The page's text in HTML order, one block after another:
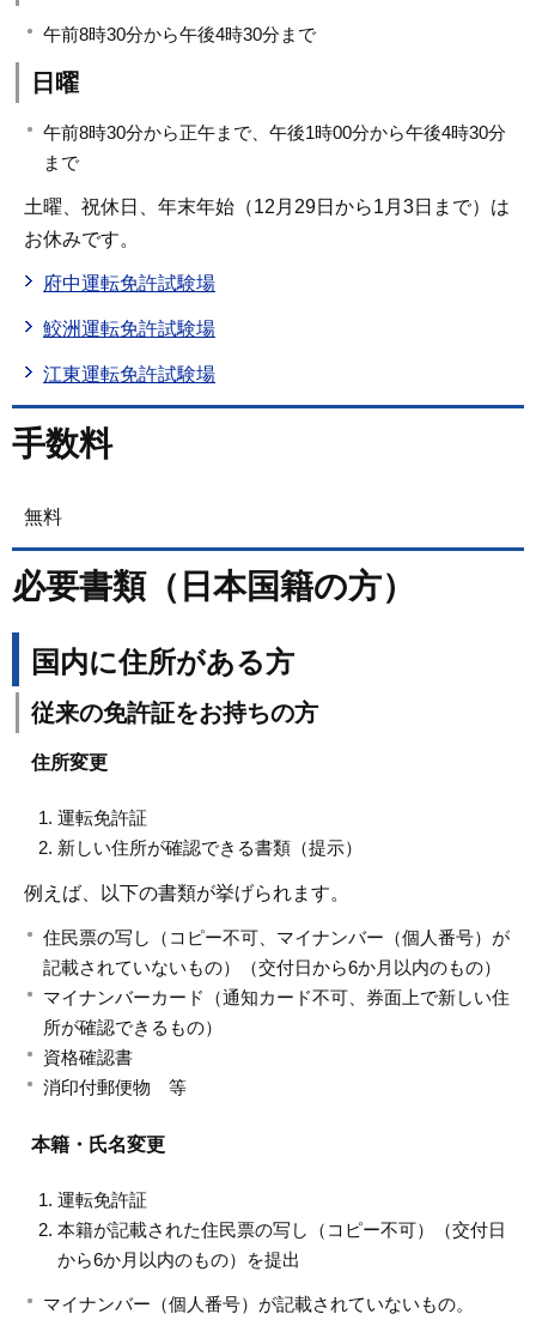
午前8時30分から午後4時30分まで
日曜
午前8時30分から正午まで、午後1時00分から午後4時30分
まで
土曜、祝休日、年末年始（12月29日から1月3日まで）は
お休みです。
府中運転免許試験場
鮫洲運転免許試験場
江東運転免許試験場
手数料
無料
必要書類（日本国籍の方）
国内に住所がある方
従来の免許証をお持ちの方
住所変更
運転免許証
新しい住所が確認できる書類（提示）
例えば、以下の書類が挙げられます。
住民票の写し（コピー不可、マイナンバー（個人番号）が
記載されていないもの）（交付日から6か月以内のもの）
マイナンバーカード（通知カード不可、券面上で新しい住
所が確認できるもの）
資格確認書
消印付郵便物 等
本籍・氏名変更
運転免許証
本籍が記載された住民票の写し（コピー不可）（交付日
から6か月以内のもの）を提出
マイナンバー（個人番号）が記載されていないもの。